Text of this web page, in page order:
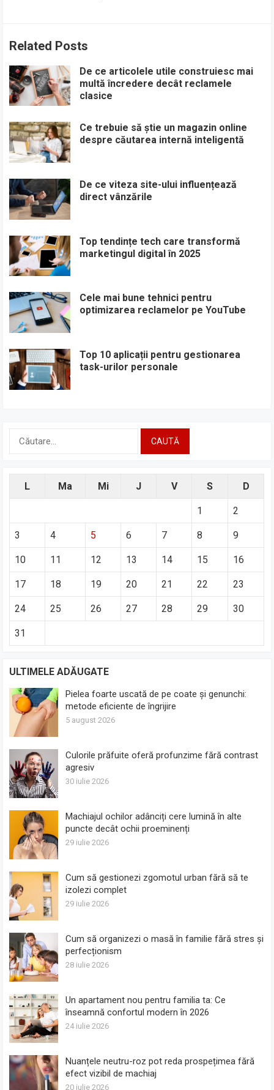
Related Posts
De ce articolele utile construiesc mai
multă încredere decât reclamele
clasice
Ce trebuie să știe un magazin online
despre căutarea internă inteligentă
De ce viteza site-ului influențează
direct vânzările
Top tendințe tech care transformă
marketingul digital în 2025
Cele mai bune tehnici pentru
optimizarea reclamelor pe YouTube
Top 10 aplicații pentru gestionarea
task-urilor personale
L Ma Mi J V S D
1 2
3 4 5 6 7 8 9
10 11 12 13 14 15 16
17 18 19 20 21 22 23
24 25 26 27 28 29 30
31
ULTIMELE ADĂUGATE
Pielea foarte uscată de pe coate și genunchi:
metode eficiente de îngrijire
5 august 2026
Culorile prăfuite oferă profunzime fără contrast
agresiv
30 iulie 2026
Machiajul ochilor adânciți cere lumină în alte
puncte decât ochii proeminenți
29 iulie 2026
Cum să gestionezi zgomotul urban fără să te
izolezi complet
29 iulie 2026
Cum să organizezi o masă în familie fără stres și
perfecționism
28 iulie 2026
Un apartament nou pentru familia ta: Ce
înseamnă confortul modern în 2026
24 iulie 2026
Nuanțele neutru-roz pot reda prospețimea fără
efect vizibil de machiaj
20 iulie 2026